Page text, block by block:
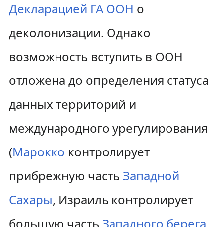
Декларацией ГА ООН о
деколонизации. Однако
возможность вступить в ООН
отложена до определения статуса
данных территорий и
международного урегулирования
(Марокко контролирует
прибрежную часть Западной
Сахары, Израиль контролирует
большую часть Западного берега